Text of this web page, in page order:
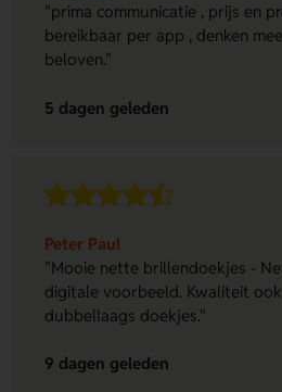
"prima communicatie , prijs en
bereikbaar per app , denken
beloven."
5 dagen geleden
Peter Paul
"Mooie nette brillendoekjes -
digitale voorbeeld. Kwaliteit
dubbellaags doekjes."
9 dagen geleden